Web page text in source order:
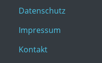
Datenschutz
Impressum
Kontakt